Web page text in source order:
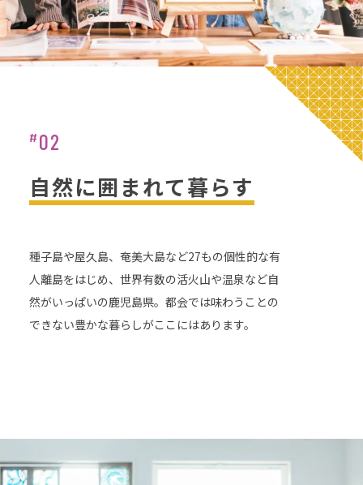
# 02
自然に囲まれて暮らす
種子島や屋久島、奄美大島など27もの個性的な有
人離島をはじめ、世界有数の活火山や温泉など自
然がいっぱいの鹿児島県。都会では味わうことの
できない豊かな暮らしがここにはあります。